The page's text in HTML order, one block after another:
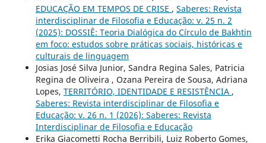
EDUCAÇÃO EM TEMPOS DE CRISE , Saberes: Revista
interdisciplinar de Filosofia e Educação: v. 25 n. 2
(2025): DOSSIÊ: Teoria Dialógica do Círculo de Bakhtin
em foco: estudos sobre práticas sociais, históricas e
culturais de linguagem
Josias José Silva Junior, Sandra Regina Sales, Patricia
Regina de Oliveira , Ozana Pereira de Sousa, Adriana
Lopes, TERRITÓRIO, IDENTIDADE E RESISTÊNCIA ,
Saberes: Revista interdisciplinar de Filosofia e
Educação: v. 26 n. 1 (2026): Saberes: Revista
Interdisciplinar de Filosofia e Educação
Erika Giacometti Rocha Berribili, Luiz Roberto Gomes,